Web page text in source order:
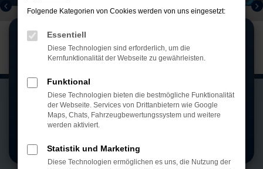
Wir stehen für
Qualität
Ein Name für höchste
Folgende Kategorien von Cookies werden von uns eingesetzt:
Essentiell
Diese Technologien sind erforderlich, um die
Kernfunktionalität der Webseite zu gewährleisten.
Funktional
Diese Technologien bieten die bestmögliche Funktionalität
der Webseite. Services von Drittanbietern wie Google
Maps, Chats, Fahrzeugbewertungssystem und weitere
werden aktiviert.
Statistik und Marketing
Diese Technologien ermöglichen es uns, die Nutzung der